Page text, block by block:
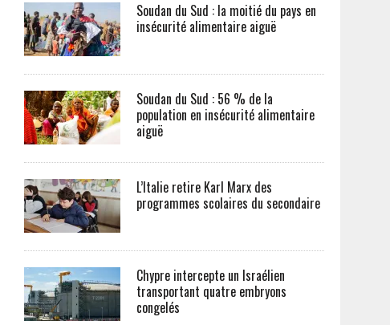
Soudan du Sud : la moitié du pays en
insécurité alimentaire aiguë
Soudan du Sud : 56 % de la
population en insécurité alimentaire
aiguë
L’Italie retire Karl Marx des
programmes scolaires du secondaire
Chypre intercepte un Israélien
transportant quatre embryons
congelés